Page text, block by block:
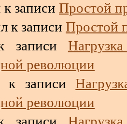
к записи Простой
к записи Простой
записи
революции
к записи
революции